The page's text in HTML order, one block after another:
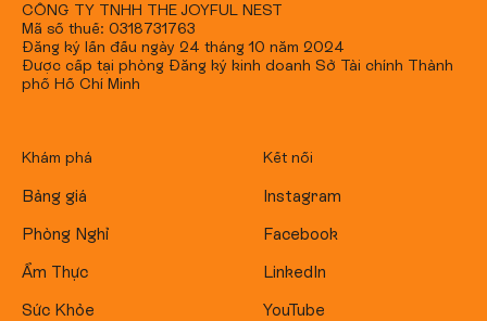
CÔNG TY TNHH THE JOYFUL NEST
Mã số thuế: 0318731763
Đăng ký lần đầu ngày 24 tháng 10 năm 2024
Được cấp tại phòng Đăng ký kinh doanh Sở Tài chính Thành
phố Hồ Chí Minh
Khám phá
Bảng giá
Phòng Nghỉ
Ẩm Thực
Sức Khỏe
Kết nối
Instagram
Facebook
LinkedIn
YouTube